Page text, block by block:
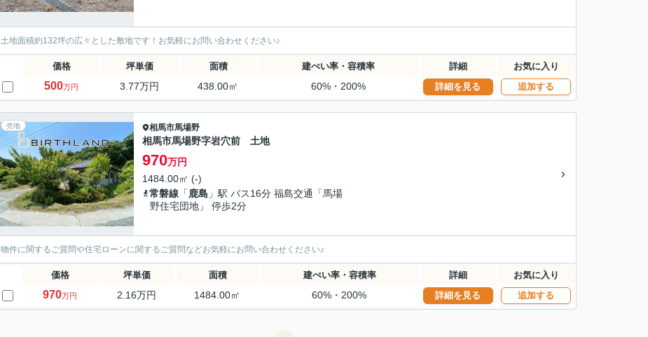
土地面積約132坪の広々とした敷地です！お気軽にお問い合わせください♪
価格 坪単価 面積 建ぺい率・容積率 詳細 お気に入り
500万円 3.77万円 438.00㎡ 60%・200% 詳細を見る 追加する
売地 相馬市馬場野
相馬市馬場野字岩穴前 土地
970万円
1484.00㎡ (-)
常磐線 「 鹿島 」駅 バス16分 福島交通「馬場
野住宅団地」 停歩2分
物件に関するご質問や住宅ローンに関するご質問などお気軽にお問い合わせください♪
価格 坪単価 面積 建ぺい率・容積率 詳細 お気に入り
970万円 2.16万円 1484.00㎡ 60%・200% 詳細を見る 追加する